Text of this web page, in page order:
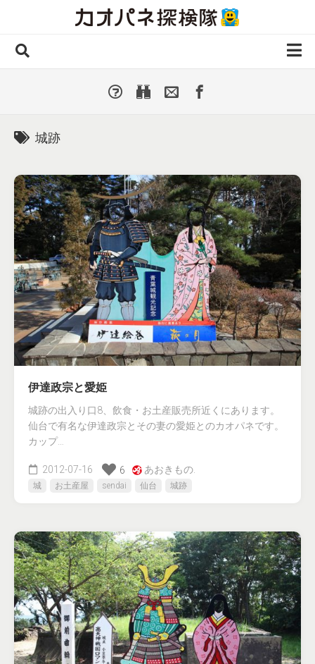
国外・海外
人気カオパネ
投稿する
城跡
伊達政宗と愛姫
城跡の出入り口8、飲食・お土産販売所近くにあります。
仙台で有名な伊達政宗とその妻の愛姫とのカオパネです。
カップ…
2012-07-16 6 あおきもの.
城 お土産屋 sendai 仙台 城跡